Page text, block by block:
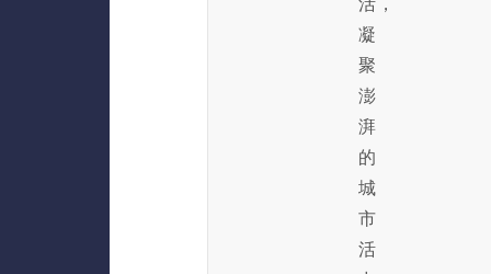
凝
聚
澎
湃
的
城
市
活